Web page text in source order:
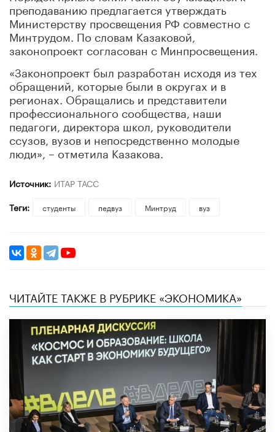
преподаванию предлагается утверждать
Министерству просвещения РФ совместно с
Минтрудом. По словам Казаковой,
законопроект согласован с Минпросвещения.
«Законопроект был разработан исходя из тех
обращений, которые были в округах и в
регионах. Обращались и представители
профессионального сообщества, наши
педагоги, директора школ, руководители
ссузов, вузов и непосредственно молодые
люди», – отметила Казакова.
Источник: ИТАР ТАСС
Теги:
студенты педвуз Минтруд вуз
ЧИТАЙТЕ ТАКЖЕ В РУБРИКЕ «ЭКОНОМИКА»